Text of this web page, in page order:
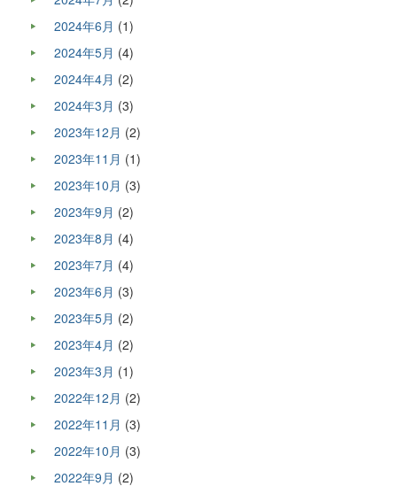
2024年6月 (1)
2024年5月 (4)
2024年4月 (2)
2024年3月 (3)
2023年12月 (2)
2023年11月 (1)
2023年10月 (3)
2023年9月 (2)
2023年8月 (4)
2023年7月 (4)
2023年6月 (3)
2023年5月 (2)
2023年4月 (2)
2023年3月 (1)
2022年12月 (2)
2022年11月 (3)
2022年10月 (3)
2022年9月 (2)